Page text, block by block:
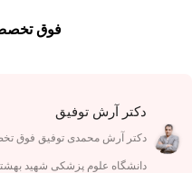
فوق
دکتر آرش توفیق
دکتر آرش محمدی توفیق فوق
دانشگاه علوم پزشکی شهید